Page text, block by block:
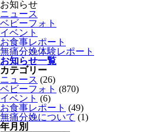
お知らせ
ニュース
ベビーフォト
イベント
お食事レポート
無痛分娩体験レポート
お知らせ一覧
カテゴリー
ニュース (26)
ベビーフォト (870)
イベント (6)
お食事レポート (49)
無痛分娩について (1)
年月別